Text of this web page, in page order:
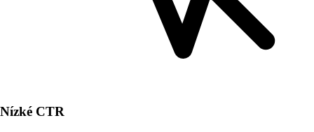
Nízké CTR